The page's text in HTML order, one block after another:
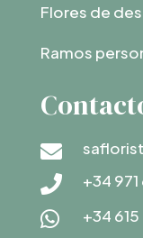
Flores de
Ramos

 +34 971
 +34